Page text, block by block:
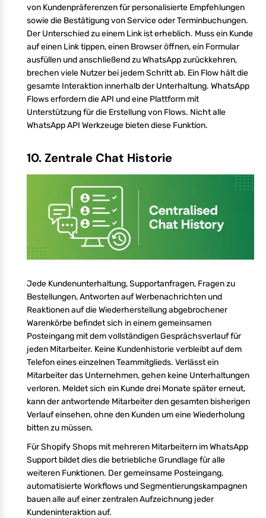
von Kundenpräferenzen für personalisierte Empfehlungen
sowie die Bestätigung von Service oder Terminbuchungen.
Der Unterschied zu einem Link ist erheblich. Muss ein Kunde
auf einen Link tippen, einen Browser öffnen, ein Formular
ausfüllen und anschließend zu WhatsApp zurückkehren,
brechen viele Nutzer bei jedem Schritt ab. Ein Flow hält die
gesamte Interaktion innerhalb der Unterhaltung. WhatsApp
Flows erfordern die API und eine Plattform mit
Unterstützung für die Erstellung von Flows. Nicht alle
WhatsApp API Werkzeuge bieten diese Funktion.
10. Zentrale Chat Historie
Jede Kundenunterhaltung, Supportanfragen, Fragen zu
Bestellungen, Antworten auf Werbenachrichten und
Reaktionen auf die Wiederherstellung abgebrochener
Warenkörbe befindet sich in einem gemeinsamen
Posteingang mit dem vollständigen Gesprächsverlauf für
jeden Mitarbeiter. Keine Kundenhistorie verbleibt auf dem
Telefon eines einzelnen Teammitglieds. Verlässt ein
Mitarbeiter das Unternehmen, gehen keine Unterhaltungen
verloren. Meldet sich ein Kunde drei Monate später erneut,
kann der antwortende Mitarbeiter den gesamten bisherigen
Verlauf einsehen, ohne den Kunden um eine Wiederholung
bitten zu müssen.
Für Shopify Shops mit mehreren Mitarbeitern im WhatsApp
Support bildet dies die betriebliche Grundlage für alle
weiteren Funktionen. Der gemeinsame Posteingang,
automatisierte Workflows und Segmentierungskampagnen
bauen alle auf einer zentralen Aufzeichnung jeder
Kundeninteraktion auf.